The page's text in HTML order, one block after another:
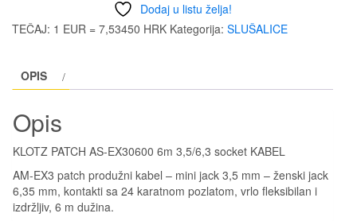
EX30600
socket
količina
Dodaj u listu želja!
TEČAJ: 1 EUR = 7,53450 HRK Kategorija: SLUŠALICE
OPIS
Opis
KLOTZ PATCH AS-EX30600 6m 3,5/6,3 socket KABEL
AM-EX3 patch produžni kabel – mini jack 3,5 mm – ženski jack
6,35 mm, kontakti sa 24 karatnom pozlatom, vrlo fleksibilan i
izdržljiv, 6 m dužina.